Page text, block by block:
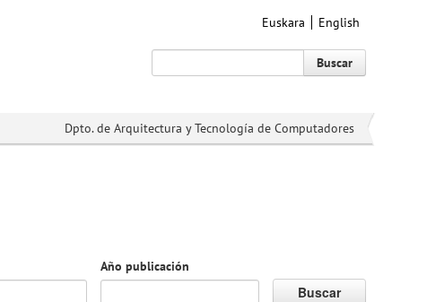
Euskara English
Buscar
Dpto. de Arquitectura y Tecnología de Computadores
Año publicación
Buscar